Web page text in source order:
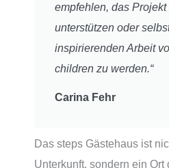
empfehlen, das
unterstützen oder
inspirierenden Arbeit
children zu werden.“
Carina Fehr
Das steps Gästehaus ist
Unterkunft, sondern ein